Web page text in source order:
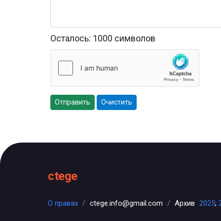
Осталось: 1000 символов
Отправить Очистить
ctege
О правах / ctege.info@gmail.com / Архив 2025;